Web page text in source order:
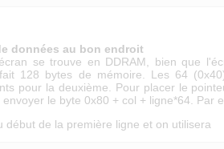
données au bon endroit
se trouve en DDRAM, bien que
128 bytes de mémoire. Les 64
pour la deuxième. Pour placer le
le byte 0x80 + col + ligne*64. Par
début de la première ligne et on utilisera